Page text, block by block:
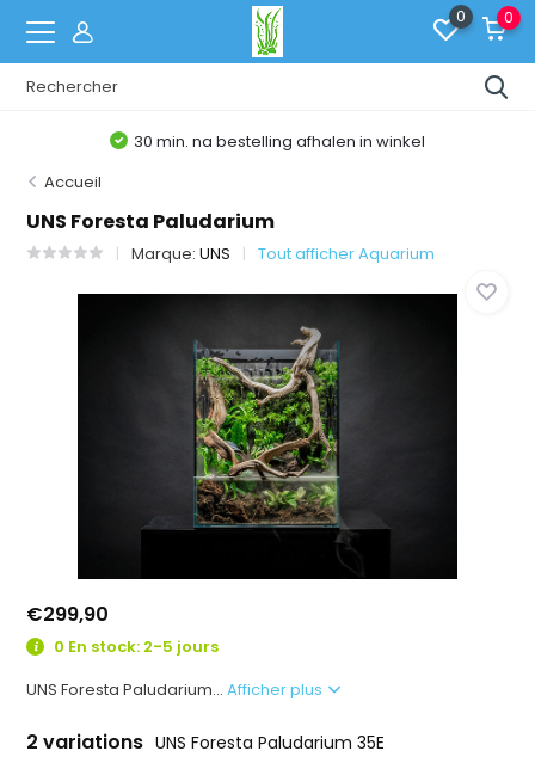
0 0
30 min. na bestelling afhalen in winkel
Accueil
UNS Foresta Paludarium
Marque:UNS Tout afficher Aquarium
€299,90
0 En stock: 2-5 jours
UNS Foresta Paludarium...Afficher plus
2 variations UNS Foresta Paludarium 35E